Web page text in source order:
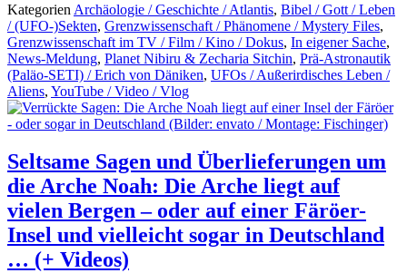
Kategorien Archäologie / Geschichte / Atlantis, Bibel / Gott / Leben
/ (UFO-)Sekten, Grenzwissenschaft / Phänomene / Mystery Files,
Grenzwissenschaft im TV / Film / Kino / Dokus, In eigener Sache,
News-Meldung, Planet Nibiru & Zecharia Sitchin, Prä-Astronautik
(Paläo-SETI) / Erich von Däniken, UFOs / Außerirdisches Leben /
Aliens, YouTube / Video / Vlog
Seltsame Sagen und Überlieferungen um
die Arche Noah: Die Arche liegt auf
vielen Bergen – oder auf einer Färöer-
Insel und vielleicht sogar in Deutschland
… (+ Videos)